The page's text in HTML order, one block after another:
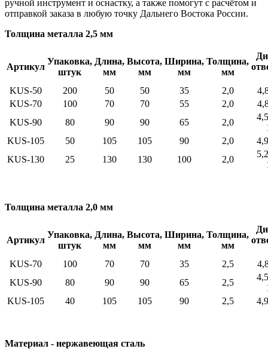
ручной инструмент и оснастку, а также помогут с расчётом и
отправкой заказа в любую точку Дальнего Востока России.
Толщина металла 2,5 мм
Артикул
Упаковка,
штук
Длина,
мм
Высота,
мм
Ширина,
мм
Толщина,
мм
KUS-50 200 50 50 35 2,0
KUS-70
100 70 70 55 2,0
KUS-90
80 90 90 65 2,0
KUS-105
50 105 105 90 2,0
KUS-130
25 130 130 100 2,0
Толщина металла 2,0 мм
Артикул
Упаковка,
штук
Длина,
мм
Высота,
мм
Ширина,
мм
Толщина,
мм
KUS-70 100 70 70 35 2,5
KUS-90
80 90 90 65 2,5
KUS-105
40 105 105 90 2,5
Материал - нержавеющая сталь